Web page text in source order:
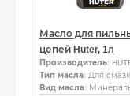
Масло для
цепей Huter, 1л
Производитель:
Тип масла: Для
Вид масла: